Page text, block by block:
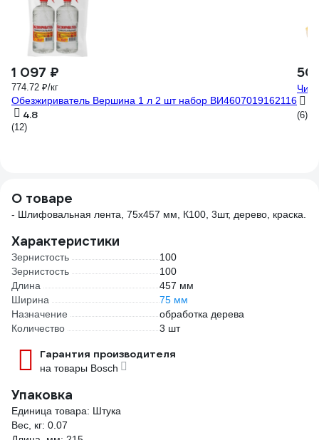
1 097 ₽
774.72 ₽/кг
Обезжириватель Вершина 1 л 2 шт набор ВИ4607019162116
4.8
(12)
(6)
О товаре
- Шлифовальная лента, 75х457 мм, К100, 3шт, дерево, краска.
Характеристики
Зернистость
100
Зернистость
100
Длина
457 мм
Ширина
75 мм
Назначение
обработка дерева
Количество
3 шт
Гарантия производителя
на товары Bosch
Упаковка
Единица товара: Штука
Вес, кг: 0.07